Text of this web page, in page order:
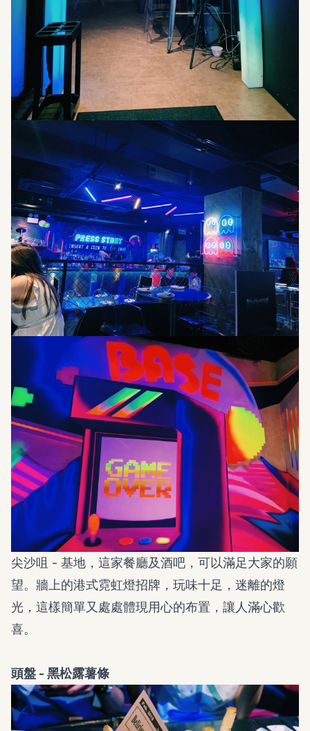
尖沙咀 - 基地，這家餐廳及酒吧，可以滿足大家的願
望。牆上的港式霓虹燈招牌，玩味十足，迷離的燈
光，這樣簡單又處處體現用心的布置，讓人滿心歡
喜。
頭盤 - 黑松露薯條